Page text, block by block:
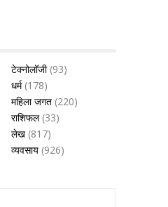
टेक्नोलॉजी(93)
धर्म(178)
महिला जगत (220)
राशिफल(33)
लेख (817)
व्यवसाय (926)